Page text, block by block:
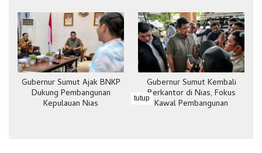
Gubernur Sumut Ajak BNKP
Dukung Pembangunan
Kepulauan Nias
Gubernur Sumut Kembali
Berkantor di Nias, Fokus
Kawal Pembangunan
tutup